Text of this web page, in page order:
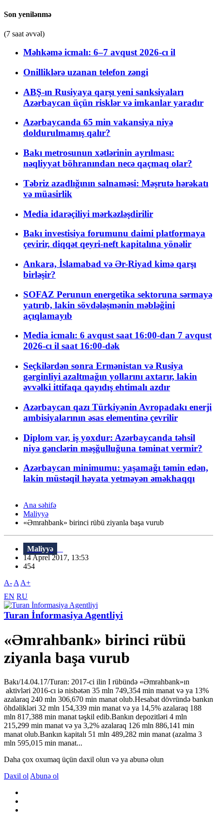
Son yenilənmə
(7 saat əvvəl)
Məhkəmə icmalı: 6–7 avqust 2026-cı il
Onilliklərə uzanan telefon zəngi
ABŞ-ın Rusiyaya qarşı yeni sanksiyaları
Azərbaycan üçün risklər və imkanlar yaradır
Azərbaycanda 65 min vakansiya niyə
doldurulmamış qalır?
Bakı metrosunun xətlərinin ayrılması:
nəqliyyat böhranından necə qaçmaq olar?
Təbriz azadlığının salnaməsi: Məşrutə hərəkatı
və müasirlik
Media idarəçiliyi mərkəzləşdirilir
Bakı investisiya forumunu daimi platformaya
çevirir, diqqət qeyri-neft kapitalına yönəlir
Ankara, İslamabad və Ər-Riyad kimə qarşı
birləşir?
SOFAZ Perunun energetika sektoruna sərmayə
yatırıb, lakin sövdələşmənin məbləğini
açıqlamayıb
Media icmalı: 6 avqust saat 16:00-dan 7 avqust
2026-cı il saat 16:00-dək
Seçkilərdən sonra Ermənistan və Rusiya
gərginliyi azaltmağın yollarını axtarır, lakin
əvvəlki ittifaqa qayıdış ehtimalı azdır
Azərbaycan qazı Türkiyənin Avropadakı enerji
ambisiyalarının əsas elementinə çevrilir
Diplom var, iş yoxdur: Azərbaycanda təhsil
niyə gənclərin məşğulluğuna təminat vermir?
Azərbaycan minimumu: yaşamağı təmin edən,
lakin müstəqil həyata yetməyən əməkhaqqı
Ana səhifə
Maliyyə
«Əmrahbank» birinci rübü ziyanla başa vurub
Maliyyə
14 Aprel 2017, 13:53
454
A- A A+
EN RU
Turan İnformasiya Agentliyi
«Əmrahbank» birinci rübü
ziyanla başa vurub
Bakı/14.04.17/Turan: 2017-ci ilin I rübündə «Əmrahbank»ın
aktivləri 2016-cı iə nisbətən 35 mln 749,354 min manat və ya 13%
azalaraq 240 mln 306,670 min manat olub.Hesabat dövründə bankın
öhdəlikləri 32 mln 154,339 min manat və ya 14,5% azalaraq 188
mln 817,388 min manat təşkil edib.Bankın depozitləri 4 mln
215,299 min manat və ya 3,2% azalaraq 126 mln 886,141 min
manat olub.Bankın kapitalı 51 mln 489,282 min manat (azalma 3
mln 595,015 min manat...
Daha çox oxumaq üçün daxil olun və ya abunə olun
Daxil ol Abunə ol